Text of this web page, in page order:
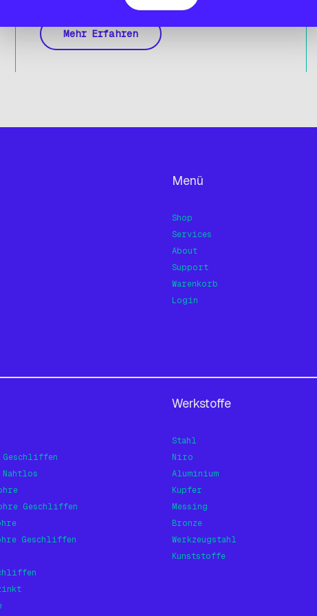
Mehr Erfahren
Menü
Shop
Services
About
Support
Warenkorb
Login
Geschliffen
Nahtlos
Geschliffen
Geschliffen
Werkstoffe
Stahl
Niro
Aluminium
Kupfer
Messing
Bronze
Werkzeugstahl
Kunststoffe